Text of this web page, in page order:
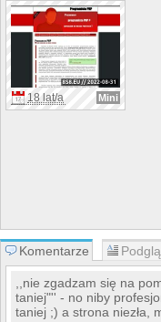
18 lat/a Mini
Komentarze
,,nie zgadzam się na
taniej"'' - no niby
taniej ;) a strona niezła,